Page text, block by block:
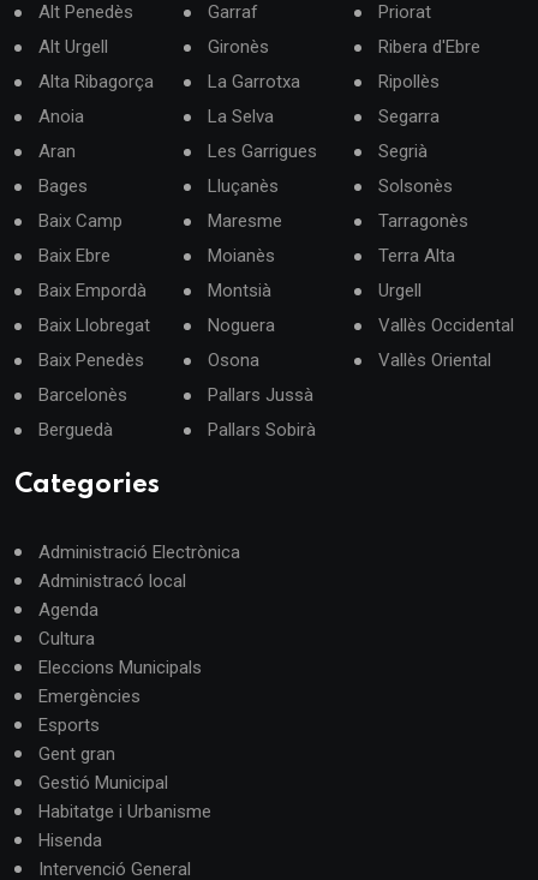
Alt Penedès
Alt Urgell
Alta Ribagorça
Anoia
Aran
Bages
Baix Camp
Baix Ebre
Baix Empordà
Baix Llobregat
Baix Penedès
Barcelonès
Berguedà
Garraf
Gironès
La Garrotxa
La Selva
Les Garrigues
Lluçanès
Maresme
Moianès
Montsià
Noguera
Osona
Pallars Jussà
Pallars Sobirà
Priorat
Ribera d'Ebre
Ripollès
Segarra
Segrià
Solsonès
Tarragonès
Terra Alta
Urgell
Vallès Occidental
Vallès Oriental
Categories
Administració Electrònica
Administracó local
Agenda
Cultura
Eleccions Municipals
Emergències
Esports
Gent gran
Gestió Municipal
Habitatge i Urbanisme
Hisenda
Intervenció General